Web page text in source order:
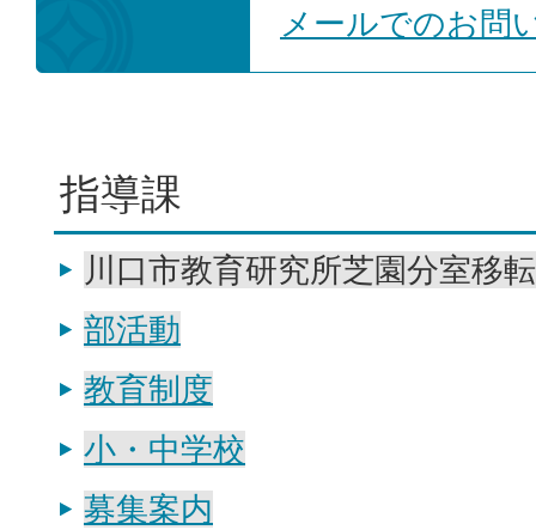
メールでのお問
指導課
川口市教育研究所芝園分室移
部活動
教育制度
小・中学校
募集案内